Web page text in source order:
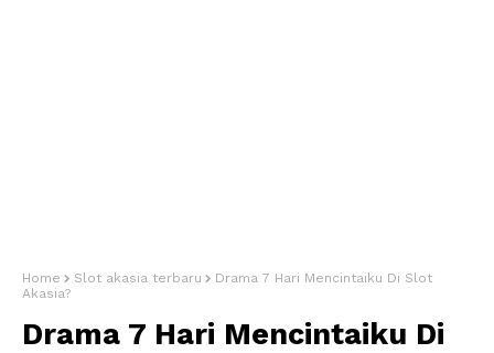
Home Slot akasia terbaru
Drama 7 Hari Mencintaiku Di Slot
Akasia?
Drama 7 Hari Mencintaiku Di